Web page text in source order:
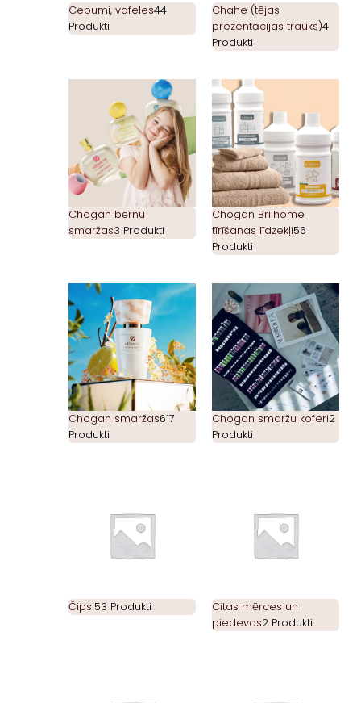
Cepumi, vafeles44
Produkti
Chahe (tējas
prezentācijas trauks)4
Produkti
Chogan bērnu
smaržas3 Produkti
Chogan Brilhome
tīrīšanas līdzekļi56
Produkti
Chogan smaržas617
Produkti
Chogan smaržu koferi2
Produkti
Čipsi53 Produkti
Citas mērces un
piedevas2 Produkti